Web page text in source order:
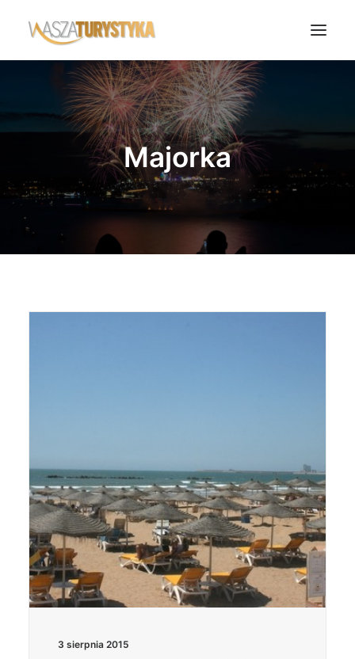
Księga wspomnień
Biura podróży
Noclegi
Polska
Świat
Wasze Podróże
Majorka
3 sierpnia 2015